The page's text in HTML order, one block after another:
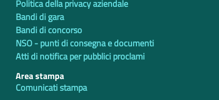
Politica della privacy aziendale
Bandi di gara
Bandi di concorso
NSO - punti di consegna e documenti
Atti di notifica per pubblici proclami
Area stampa
Comunicati stampa